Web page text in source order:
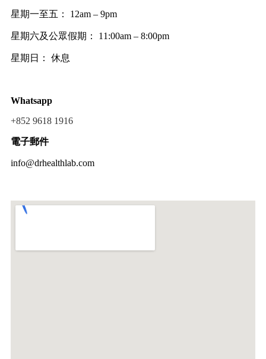
星期一至五： 12am – 9pm
星期六及公眾假期： 11:00am – 8:00pm
星期日： 休息
Whatsapp
+852 9618 1916
電子郵件
info@drhealthlab.com